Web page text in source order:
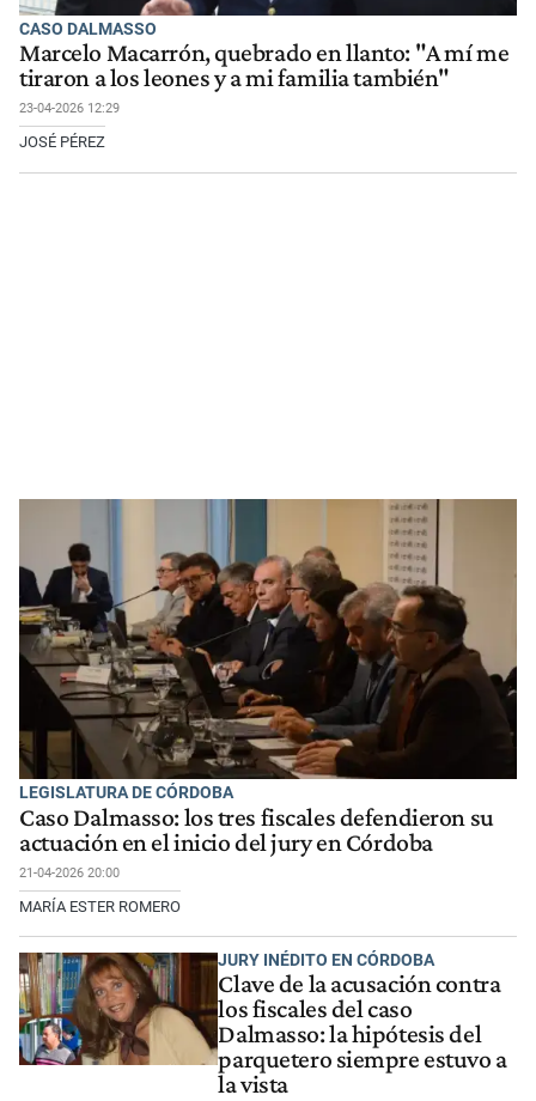
CASO DALMASSO
Marcelo Macarrón, quebrado en llanto: "A mí me
tiraron a los leones y a mi familia también"
23-04-2026 12:29
JOSÉ PÉREZ
LEGISLATURA DE CÓRDOBA
Caso Dalmasso: los tres fiscales defendieron su
actuación en el inicio del jury en Córdoba
21-04-2026 20:00
MARÍA ESTER ROMERO
JURY INÉDITO EN CÓRDOBA
Clave de la acusación contra
los fiscales del caso
Dalmasso: la hipótesis del
parquetero siempre estuvo a
la vista